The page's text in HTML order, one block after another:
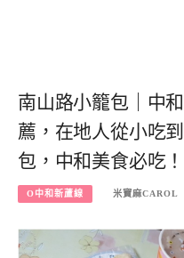
南山路小籠包｜中
薦，在地人從小吃
包，中和美食必吃！
O中和新蘆線 米寶麻CAROL